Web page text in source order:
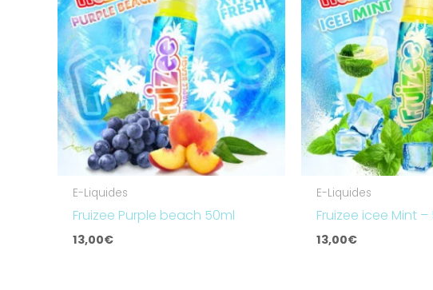
E-Liquides
Fruizee Purple beach 50ml
13,00€
E-Liquides
Fruizee icee Mint –
13,00€